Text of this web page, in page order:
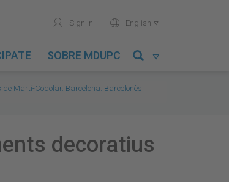
user Sign in world English 
SOBRE MDUPC 
Martí-Codolar. Barcelona. Barcelonès
decoratius